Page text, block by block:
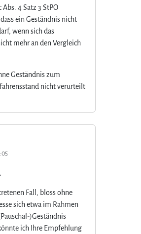
Abs. 4 Satz 3 StPO
ein Geständnis nicht
wenn sich das
mehr an den Vergleich
Geständnis zum
nicht verurteilt
Fall, bloss ohne
sich etwa im Rahmen
)Geständnis
ich Ihre Empfehlung